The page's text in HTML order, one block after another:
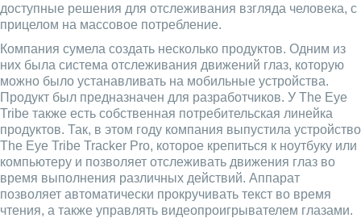
доступные решения для отслеживания взгляда человека, с
прицелом на массовое потребление.
Компания сумела создать несколько продуктов. Одним из
них была система отслеживания движений глаз, которую
можно было устанавливать на мобильные устройства.
Продукт был предназначен для разработчиков. У The Eye
Tribe также есть собственная потребительская линейка
продуктов. Так, в этом году компания выпустила устройство
The Eye Tribe Tracker Pro, которое крепиться к ноутбуку или
компьютеру и позволяет отслеживать движения глаз во
время выполнения различных действий. Аппарат
позволяет автоматически прокручивать текст во время
чтения, а также управлять видеопроигрывателем глазами.